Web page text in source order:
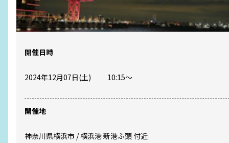
開催日時
2024年12月07日(土) 10:15〜
開催地
神奈川県横浜市 /横浜港 新港ふ頭 付近